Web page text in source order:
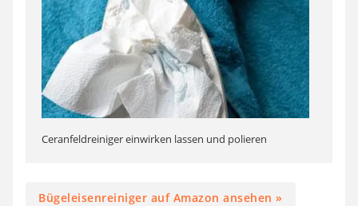
Ceranfeldreiniger einwirken lassen und polieren
Bügeleisenreiniger auf Amazon ansehen »